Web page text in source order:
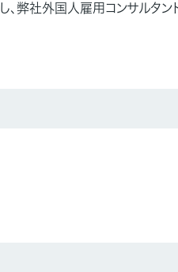
弊社外国人雇用コンサルタ